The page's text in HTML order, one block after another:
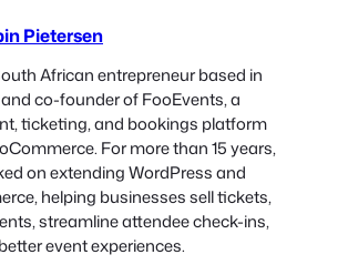
Pietersen
African entrepreneur based in
co-founder of FooEvents, a
ticketing, and bookings platform
For more than 15 years,
on extending WordPress and
helping businesses sell tickets,
streamline attendee check-ins,
event experiences.